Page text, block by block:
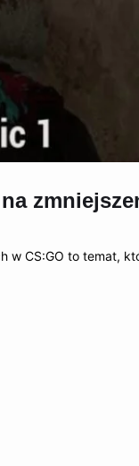
CS:GO to temat,